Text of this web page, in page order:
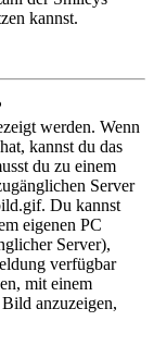
kannst.
werden. Wenn
kannst du das
du zu einem
Server
Du kannst
eigenen PC
Server),
verfügbar
mit einem
anzuzeigen,